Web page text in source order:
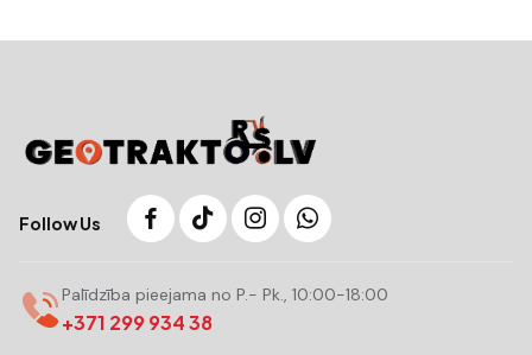
Follow Us
Palīdzība pieejama no P.- Pk., 10:00-18:00
+371 299 934 38